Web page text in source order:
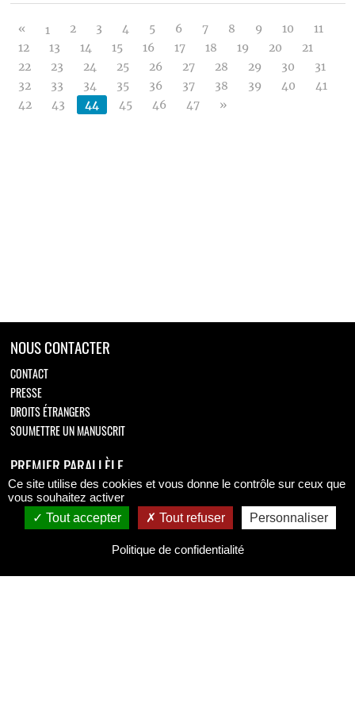
« 1 2 3 4 5 6 7 8 9 10
11
12
13 14 15 16 17 18 19 20
21
22
23 24 25 26 27 28 29 30
31
32
33 34 35 36 37 38 39 40
41
42
43 44 45 46 47 »
NOUS CONTACTER
CONTACT
PRESSE
DROITS ÉTRANGERS
SOUMETTRE UN MANUSCRIT
PREMIER PARALLÈLE
Retrouvez-nous sur
MENTIONS LÉGALES
Ce site utilise des cookies et vous donne le contrôle sur ceux que
vous souhaitez activer
Tout accepter
Tout refuser Personnaliser
Politique de confidentialité